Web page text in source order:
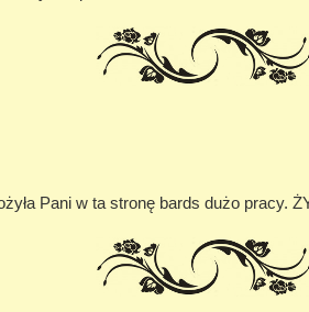
Pani w ta stronę bards dużo pracy.